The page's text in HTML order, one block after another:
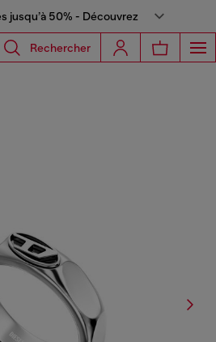
jusqu’à 50% - Découvrez
Rechercher